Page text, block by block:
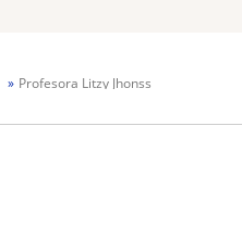
Profesora Litzy Jhonss